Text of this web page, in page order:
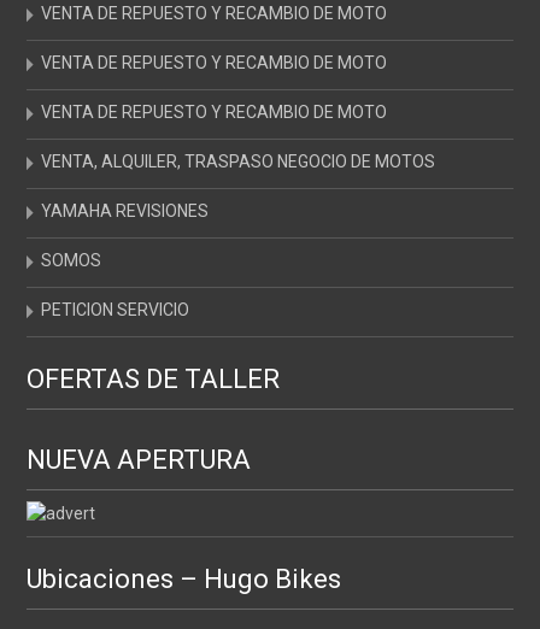
VENTA DE REPUESTO Y RECAMBIO DE MOTO
VENTA DE REPUESTO Y RECAMBIO DE MOTO
VENTA DE REPUESTO Y RECAMBIO DE MOTO
VENTA, ALQUILER, TRASPASO NEGOCIO DE MOTOS
YAMAHA REVISIONES
SOMOS
PETICION SERVICIO
OFERTAS DE TALLER
NUEVA APERTURA
Ubicaciones – Hugo Bikes